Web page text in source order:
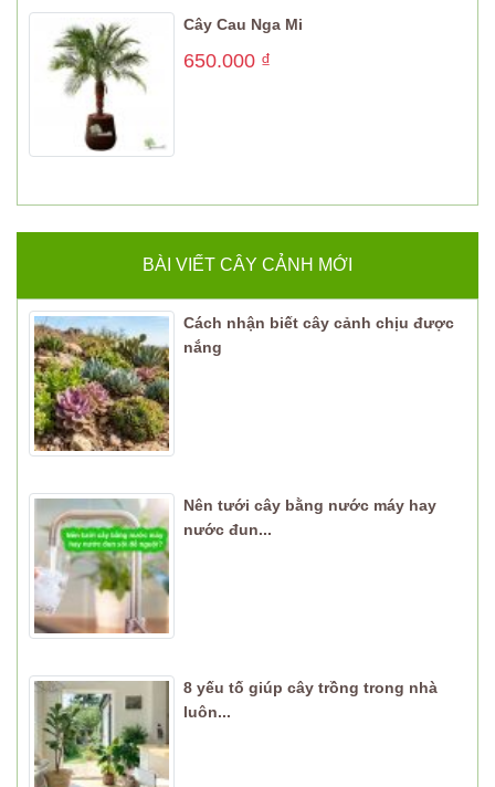
Cây Cau Nga Mi
650.000 ₫
BÀI VIẾT CÂY CẢNH MỚI
Cách nhận biết cây cảnh chịu được
nắng
Nên tưới cây bằng nước máy hay
nước đun...
8 yếu tố giúp cây trồng trong nhà
luôn...